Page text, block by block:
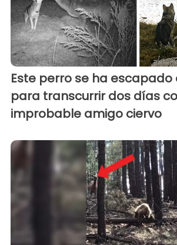
Este perro se ha escapado
para transcurrir dos días
improbable amigo ciervo